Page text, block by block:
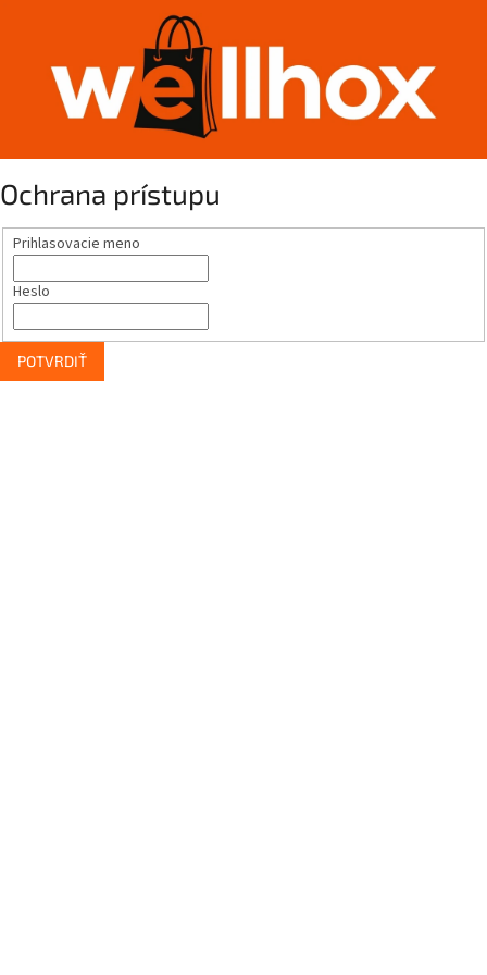
Ochrana prístupu
Prihlasovacie meno
Heslo
POTVRDIŤ